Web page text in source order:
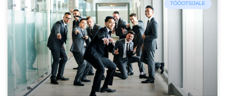
TÖÖOTSIJALE